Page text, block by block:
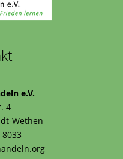
e.V.
4
Wethen